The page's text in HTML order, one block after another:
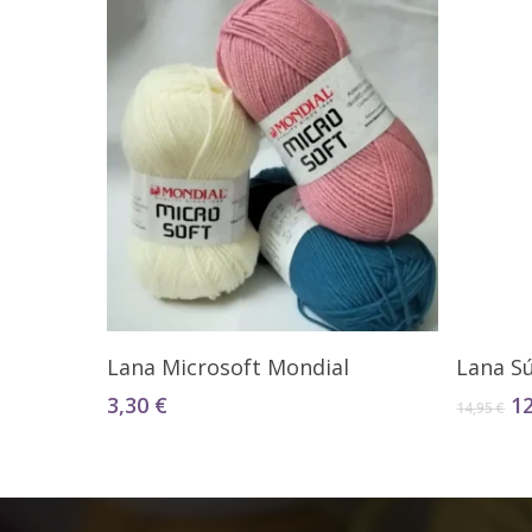
Seleccionar Opciones
Lana Microsoft Mondial
3,30 €
Lana
14,95€ El